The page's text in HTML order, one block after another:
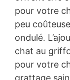
pour votre
peu
ondulé.
chat au
pour votre
grattage